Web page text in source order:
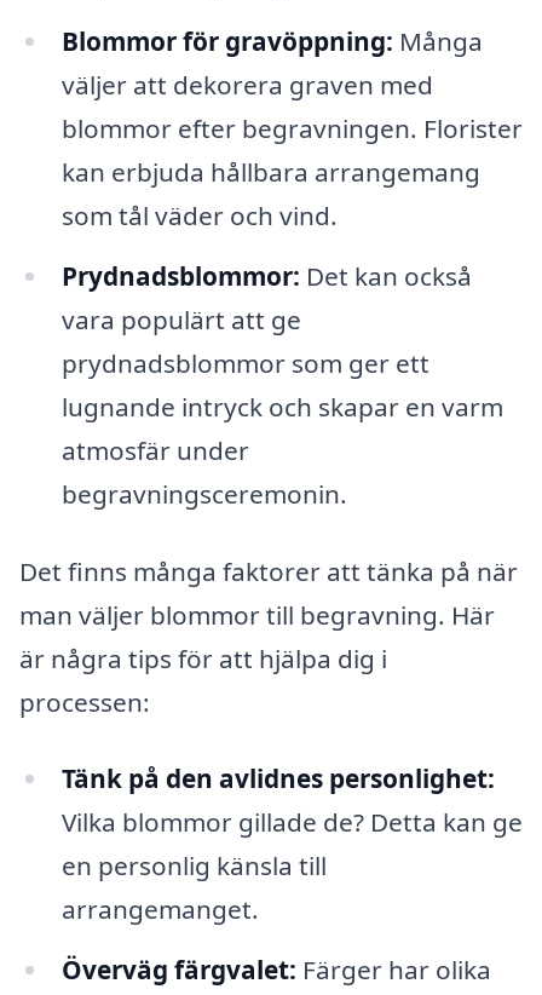
Blommor för gravöppning: Många
väljer att dekorera graven med
blommor efter begravningen. Florister
kan erbjuda hållbara arrangemang
som tål väder och vind.
Prydnadsblommor: Det kan också
vara populärt att ge
prydnadsblommor som ger ett
lugnande intryck och skapar en varm
atmosfär under
begravningsceremonin.
Det finns många faktorer att tänka på när
man väljer blommor till begravning. Här
är några tips för att hjälpa dig i
processen:
Tänk på den avlidnes personlighet:
Vilka blommor gillade de? Detta kan ge
en personlig känsla till
arrangemanget.
Överväg färgvalet: Färger har olika